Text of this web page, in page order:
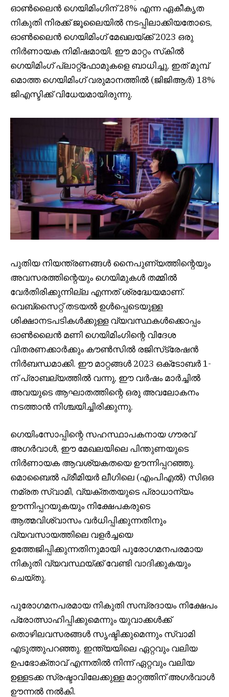
ഓൺലൈൻ ഗെയിമിംഗിന് 28% എന്ന ഏകീകൃത
നികുതി നിരക്ക് ജൂലൈയിൽ നടപ്പിലാക്കിയതോടെ,
ഓൺലൈൻ ഗെയിമിംഗ് മേഖലയ്ക്ക് 2023 ഒരു
നിർണായക നിമിഷമായി. ഈ മാറ്റം സ്‌കിൽ
ഗെയിമിംഗ് പ്ലാറ്റ്‌ഫോമുകളെ ബാധിച്ചു, ഇത് മുമ്പ്
മൊത്ത ഗെയിമിംഗ് വരുമാനത്തിൽ (ജിജിആർ) 18%
ജിഎസ്ടിക്ക് വിധേയമായിരുന്നു.
പുതിയ നിയന്ത്രണങ്ങൾ നൈപുണ്യത്തിന്റെയും
അവസരത്തിന്റെയും ഗെയിമുകൾ തമ്മിൽ
വേർതിരിക്കുന്നില്ല എന്നത് ശ്രദ്ധേയമാണ്.
വെബ്‌സൈറ്റ് തടയൽ ഉൾപ്പെടെയുള്ള
ശിക്ഷാനടപടികൾക്കുള്ള വ്യവസ്ഥകൾക്കൊപ്പം
ഓൺലൈൻ മണി ഗെയിമിംഗിന്റെ വിദേശ
വിതരണക്കാർക്കും കൗൺസിൽ രജിസ്‌ട്രേഷൻ
നിർബന്ധമാക്കി. ഈ മാറ്റങ്ങൾ 2023 ഒക്‌ടോബർ 1-
ന് പ്രാബല്യത്തിൽ വന്നു, ഈ വർഷം മാർച്ചിൽ
അവയുടെ ആഘാതത്തിന്റെ ഒരു അവലോകനം
നടത്താൻ നിശ്ചയിച്ചിരിക്കുന്നു.
ഗെയിംസോപ്പിന്റെ സഹസ്ഥാപകനായ ഗൗരവ്
അഗർവാൾ, ഈ മേഖലയിലെ പിന്തുണയുടെ
നിർണായക ആവശ്യകതയെ ഊന്നിപ്പറഞ്ഞു.
മൊബൈൽ പ്രീമിയർ ലീഗിലെ (എംപിഎൽ) സിഒഒ
നമ്രത സ്വാമി, വ്യക്തതയുടെ പ്രാധാന്യം
ഊന്നിപ്പറയുകയും നിക്ഷേപകരുടെ
ആത്മവിശ്വാസം വർധിപ്പിക്കുന്നതിനും
വ്യവസായത്തിലെ വളർച്ചയെ
ഉത്തേജിപ്പിക്കുന്നതിനുമായി പുരോഗമനപരമായ
നികുതി വ്യവസ്ഥയ്ക്ക് വേണ്ടി വാദിക്കുകയും
ചെയ്തു.
പുരോഗമനപരമായ നികുതി സമ്പ്രദായം നിക്ഷേപം
പ്രോത്സാഹിപ്പിക്കുമെന്നും യുവാക്കൾക്ക്
തൊഴിലവസരങ്ങൾ സൃഷ്ടിക്കുമെന്നും സ്വാമി
എടുത്തുപറഞ്ഞു. ഇന്ത്യയിലെ ഏറ്റവും വലിയ
ഉപഭോക്താവ് എന്നതിൽ നിന്ന് ഏറ്റവും വലിയ
ഉള്ളടക്ക സ്രഷ്ടാവിലേക്കുള്ള മാറ്റത്തിന് അഗർവാൾ
ഊന്നൽ നൽകി.